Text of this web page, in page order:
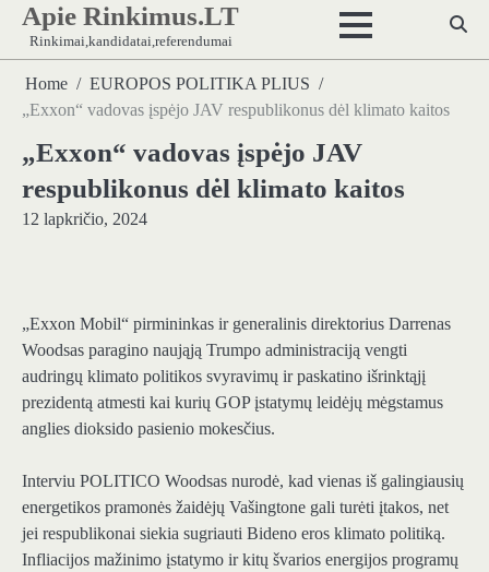
Skip
content
Apie Rinkimus.LT
Rinkimai,kandidatai,referendumai
Home
EUROPOS POLITIKA PLIUS
„Exxon“ vadovas įspėjo JAV respublikonus dėl klimato kaitos
„Exxon“ vadovas įspėjo JAV
respublikonus dėl klimato kaitos
12 lapkričio, 2024
„Exxon Mobil“ pirmininkas ir generalinis direktorius Darrenas
Woodsas paragino naująją Trumpo administraciją vengti
audringų klimato politikos svyravimų ir paskatino išrinktąjį
prezidentą atmesti kai kurių GOP įstatymų leidėjų mėgstamus
anglies dioksido pasienio mokesčius.
Interviu POLITICO Woodsas nurodė, kad vienas iš galingiausių
energetikos pramonės žaidėjų Vašingtone gali turėti įtakos, net
jei respublikonai siekia sugriauti Bideno eros klimato politiką.
Infliacijos mažinimo įstatymo ir kitų švarios energijos programų